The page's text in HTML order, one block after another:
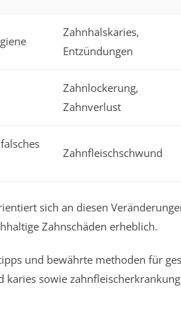
Zahnhalskaries,
Entzündungen
Zahnlockerung,
Zahnverlust
Zahnfleischschwund
sich an diesen
Zahnschäden erheblich.